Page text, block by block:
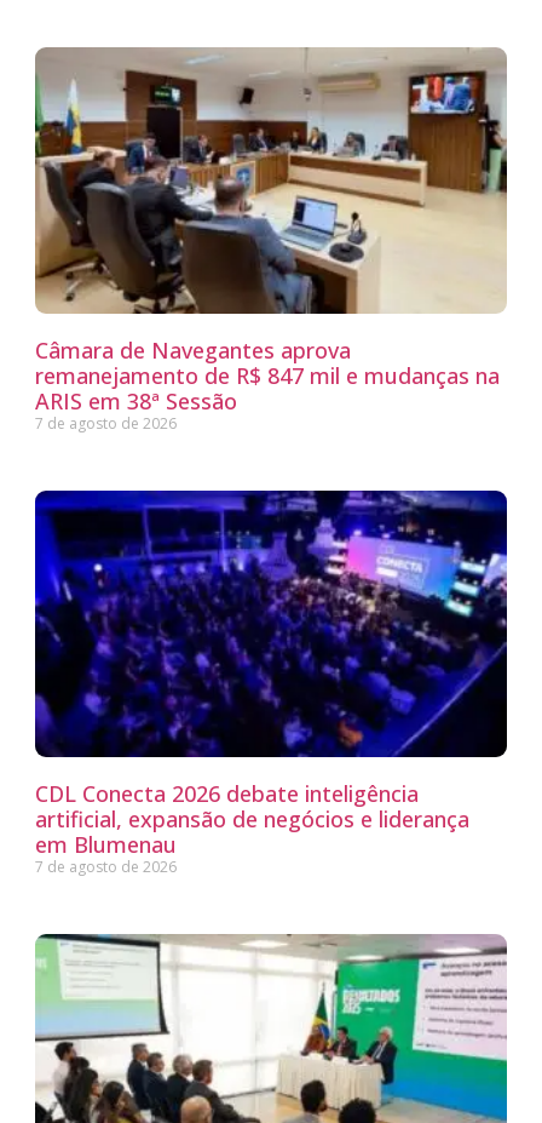
Câmara de Navegantes aprova
remanejamento de R$ 847 mil e mudanças na
ARIS em 38ª Sessão
7 de agosto de 2026
CDL Conecta 2026 debate inteligência
artificial, expansão de negócios e liderança
em Blumenau
7 de agosto de 2026